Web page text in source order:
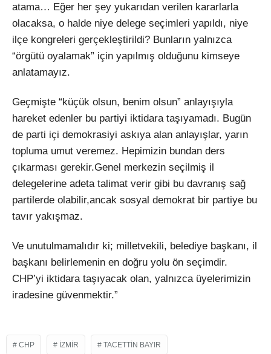
atama… Eğer her şey yukarıdan verilen kararlarla
olacaksa, o halde niye delege seçimleri yapıldı, niye
ilçe kongreleri gerçekleştirildi? Bunların yalnızca
“örgütü oyalamak” için yapılmış olduğunu kimseye
anlatamayız.
Geçmişte “küçük olsun, benim olsun” anlayışıyla
hareket edenler bu partiyi iktidara taşıyamadı. Bugün
de parti içi demokrasiyi askıya alan anlayışlar, yarın
topluma umut veremez. Hepimizin bundan ders
çıkarması gerekir.Genel merkezin seçilmiş il
delegelerine adeta talimat verir gibi bu davranış sağ
partilerde olabilir,ancak sosyal demokrat bir partiye bu
tavır yakışmaz.
Ve unutulmamalıdır ki; milletvekili, belediye başkanı, il
başkanı belirlemenin en doğru yolu ön seçimdir.
CHP’yi iktidara taşıyacak olan, yalnızca üyelerimizin
iradesine güvenmektir.”
CHP IZMIR TACETTIN BAYIR